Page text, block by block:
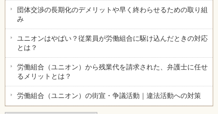
団体交渉の長期化のデメリットや早く終わらせるための取り組
み
ユニオンはやばい？従業員が労働組合に駆け込んだときの対応
とは？
労働組合（ユニオン）から残業代を請求された、弁護士に任せ
るメリットとは？
労働組合（ユニオン）の街宣・争議活動｜違法活動への対策